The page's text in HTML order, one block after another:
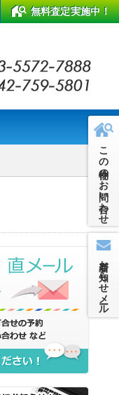
無料査定実施中！
この物件のお問い合わせ
新着お知らせメール